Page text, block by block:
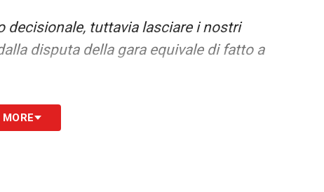
decisionale, tuttavia lasciare i nostri
disputa della gara equivale di fatto a
guida alla Diretta TV